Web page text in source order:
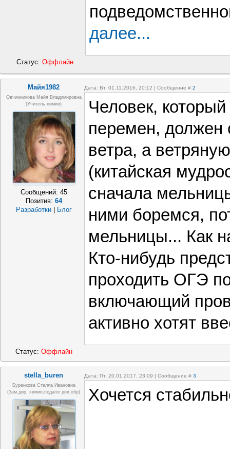
далее...
Статус:Оффлайн
Майя1982 Дата: Вт, 01.11.2016, 20:12 | Сообщение # 2
Овчинникова Майя Владимировна
(Учитель химии)
Сообщений: 45
Позитив: 64
Разработки
Блог
Человек,
перемен, должен
ветра, а
(китайская
сначала
ними боремся,
мельницы... Как
Кто-нибудь
проходить ОГЭ
включающий
активно хотят
Статус: Оффлайн
stella_buren Дата: Пт, 20.01.2017, 23:09 | Сообщение # 3
Буренкова Стелла Ивановна
(зам.дир, химия,педагог доп.обр)
Хочется